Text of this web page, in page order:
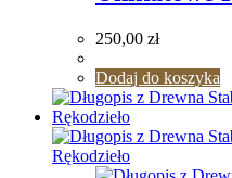
250,00 zł
Dodaj do koszyka